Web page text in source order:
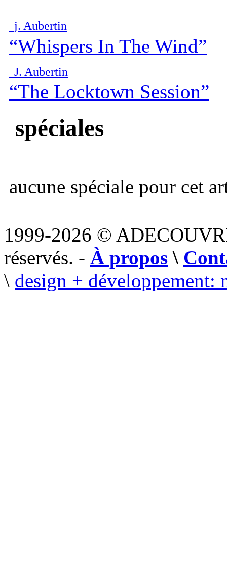
j. Aubertin
“Whispers In The Wind”
J. Aubertin
“The Locktown Session”
spéciales
aucune spéciale pour cet
1999-2026 ©
réservés. - À propos \
\ design + développement: